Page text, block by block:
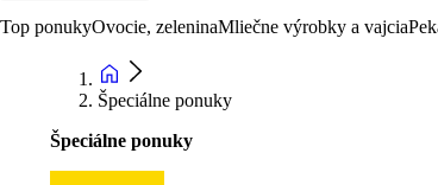
Top ponukyOvocie, zeleninaMliečne výrobky a vajcia
Špeciálne ponuky
Špeciálne ponuky